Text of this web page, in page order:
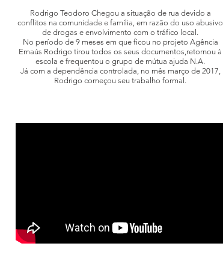
Rodrigo Teodoro Chegou a situação de rua devido a
conflitos na comunidade e família, em razão do uso abusivo
de drogas e envolvimento com o tráfico local.
No período de 9 meses em que ficou no projeto Agência
Emaús Rodrigo tirou todos os seus documentos,retornou à
escola e frequentou o grupo de mútua ajuda N.A.
Já com a dependência controlada, no mês março de 2017,
Rodrigo começou seu trabalho formal.